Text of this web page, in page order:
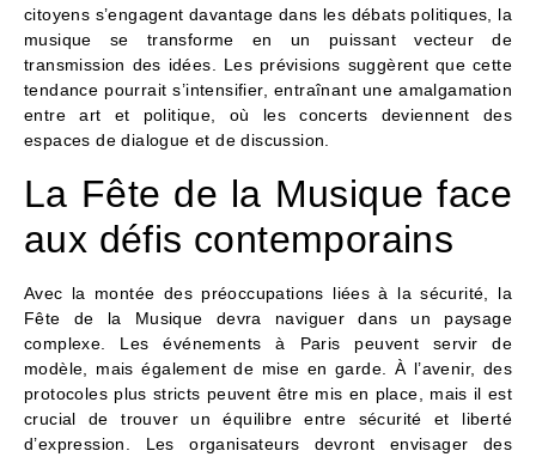
citoyens s’engagent davantage dans les débats politiques, la
musique se transforme en un puissant vecteur de
transmission des idées. Les prévisions suggèrent que cette
tendance pourrait s’intensifier, entraînant une amalgamation
entre art et politique, où les concerts deviennent des
espaces de dialogue et de discussion.
La Fête de la Musique face
aux défis contemporains
Avec la montée des préoccupations liées à la sécurité, la
Fête de la Musique devra naviguer dans un paysage
complexe. Les événements à Paris peuvent servir de
modèle, mais également de mise en garde. À l’avenir, des
protocoles plus stricts peuvent être mis en place, mais il est
crucial de trouver un équilibre entre sécurité et liberté
d’expression. Les organisateurs devront envisager des